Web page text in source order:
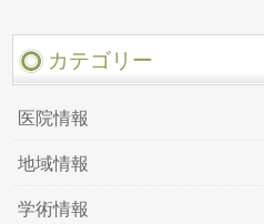
カテゴリー
医院情報
地域情報
学術情報